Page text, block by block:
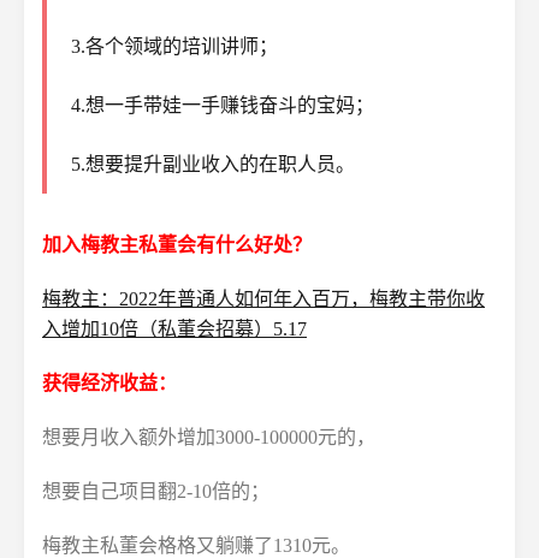
3.各个领域的培训讲师；
4.想一手带娃一手赚钱奋斗的宝妈；
5.想要提升副业收入的在职人员。
加入梅教主私董会有什么好处？
梅教主：2022年普通人如何年入百万，梅教主带你收
入增加10倍（私董会招募）5.17
获得经济收益：
想要月收入额外增加3000-100000元的，
想要自己项目翻2-10倍的；
梅教主私董会格格又躺赚了1310元。